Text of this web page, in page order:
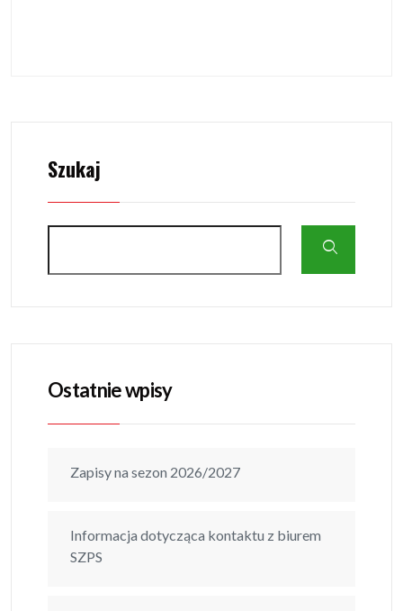
Szukaj
Ostatnie wpisy
Zapisy na sezon 2026/2027
Informacja dotycząca kontaktu z biurem
SZPS